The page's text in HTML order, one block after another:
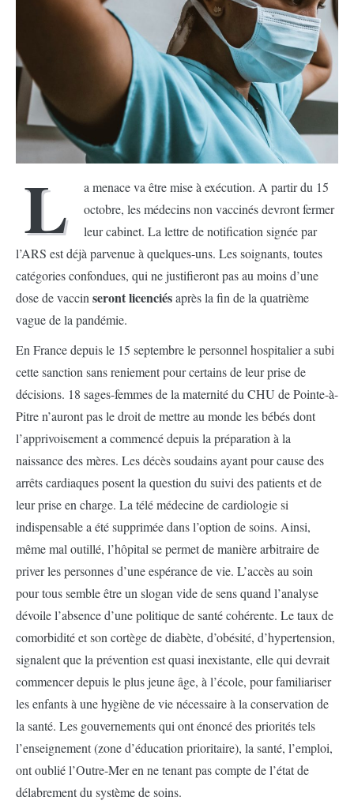
L
a menace va être mise à exécution. A partir du 15
octobre, les médecins non vaccinés devront fermer
leur cabinet. La lettre de notification signée par
l’ARS est déjà parvenue à quelques-uns. Les soignants, toutes
catégories confondues, qui ne justifieront pas au moins d’une
dose de vaccin seront licenciésaprès la fin de la quatrième
vague de la pandémie.
En France depuis le 15 septembre le personnel hospitalier a subi
cette sanction sans reniement pour certains de leur prise de
décisions. 18 sages-femmes de la maternité du CHU de Pointe-à-
Pitre n’auront pas le droit de mettre au monde les bébés dont
l’apprivoisement a commencé depuis la préparation à la
naissance des mères. Les décès soudains ayant pour cause des
arrêts cardiaques posent la question du suivi des patients et de
leur prise en charge. La télé médecine de cardiologie si
indispensable a été supprimée dans l’option de soins. Ainsi,
même mal outillé, l’hôpital se permet de manière arbitraire de
priver les personnes d’une espérance de vie. L’accès au soin
pour tous semble être un slogan vide de sens quand l’analyse
dévoile l’absence d’une politique de santé cohérente. Le taux de
comorbidité et son cortège de diabète, d’obésité, d’hypertension,
signalent que la prévention est quasi inexistante, elle qui devrait
commencer depuis le plus jeune âge, à l’école, pour familiariser
les enfants à une hygiène de vie nécessaire à la conservation de
la santé. Les gouvernements qui ont énoncé des priorités tels
l’enseignement (zone d’éducation prioritaire), la santé, l’emploi,
ont oublié l’Outre-Mer en ne tenant pas compte de l’état de
délabrement du système de soins.